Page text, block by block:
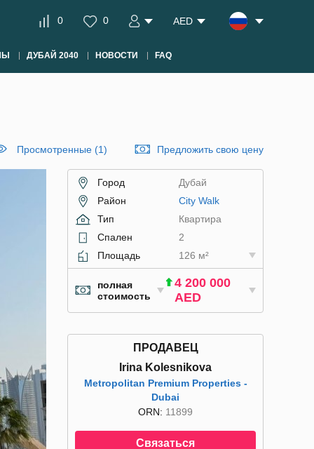
0 0 AED
ДУБАЙ 2040 НОВОСТИ FAQ
Просмотренные (1) Предложить свою цену
Город
Дубай
Район
City Walk
Тип
Квартира
Спален
2
Площадь
126 м²
полная
стоимость
4 200 000
AED
ПРОДАВЕЦ
Irina Kolesnikova
Metropolitan Premium Properties -
Dubai
ORN: 11899
Связаться